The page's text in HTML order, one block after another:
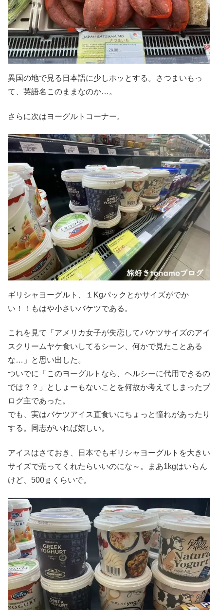
異国の地で見る日本語に少しホッとする。さつまいもっ
て、英語名このままなのか…。
さらに次はヨーグルトコーナー。
ギリシャヨーグルト、１Kgパックとかサイズがでか
い！！もはや小さいバケツである。
これを見て「アメリカ女子が失恋してバケツサイズのアイ
スクリームヤケ食いしてるシーン、何かで見たことある
な…」と思い出した。
ついでに「このヨーグルトなら、ヘルシーに代用できるの
では？？」としょーもないことを何故か考えてしまったブ
ログ主であった。
でも、実はバケツアイス直食いにちょっと憧れがあったり
する。同志がいれば嬉しい。
アイスはさておき、日本でもギリシャヨーグルトを大きい
サイズで売ってくれたらいいのにな～。まあ1kgはいらん
けど、500ｇくらいで。